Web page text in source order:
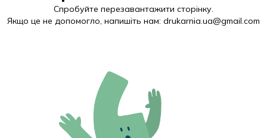
Спробуйте перезавантажити сторінку.
Якщо це не допомогло, напишіть нам: drukarnia.ua@gmail.com